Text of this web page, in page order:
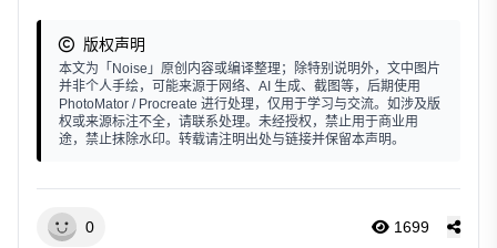
版权声明
本文为「Noise」原创内容或编译整理；除特别说明外，文中图片
并非个人手绘，可能来源于网络、AI 生成、截图等，后期使用
PhotoMator / Procreate 进行处理，仅用于学习与交流。如涉及版
权或来源标注不全，请联系处理。未经授权，禁止用于商业用
途，禁止抹除水印。转载请注明出处与链接并保留本声明。
0 1699